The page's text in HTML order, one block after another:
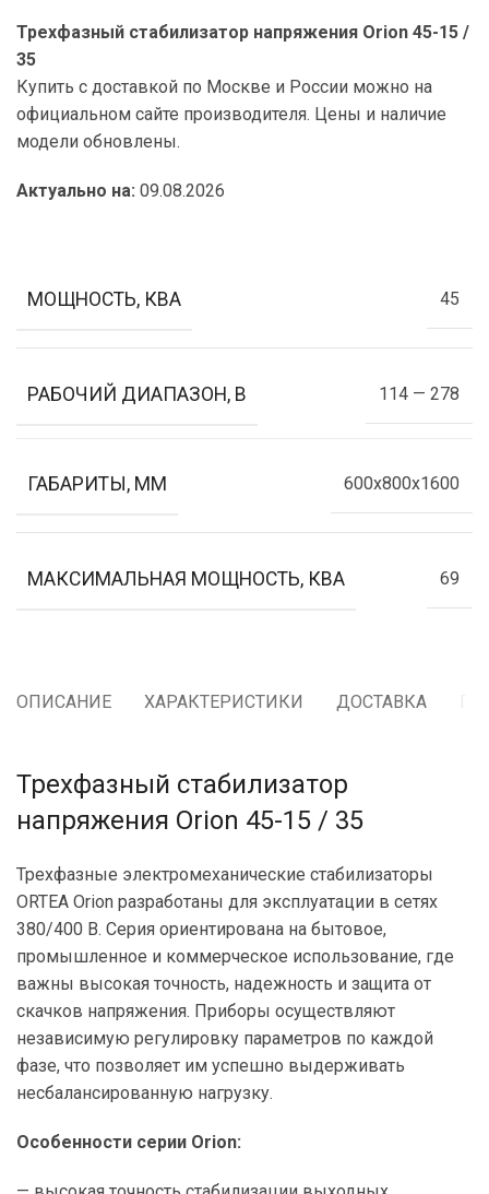
Трехфазный стабилизатор напряжения Orion 45-15 /
35
Купить с доставкой по Москве и России можно на
официальном сайте производителя. Цены и наличие
модели обновлены.
Актуально на: 09.08.2026
МОЩНОСТЬ, КВА 45
РАБОЧИЙ ДИАПАЗОН, В 114 — 278
ГАБАРИТЫ, ММ 600x800x1600
МАКСИМАЛЬНАЯ МОЩНОСТЬ, КВА 69
ОПИСАНИЕ ХАРАКТЕРИСТИКИ ДОСТАВКА
Трехфазный стабилизатор
напряжения Orion 45-15 / 35
Трехфазные электромеханические стабилизаторы
ORTEA Orion разработаны для эксплуатации в сетях
380/400 В. Серия ориентирована на бытовое,
промышленное и коммерческое использование, где
важны высокая точность, надежность и защита от
скачков напряжения. Приборы осуществляют
независимую регулировку параметров по каждой
фазе, что позволяет им успешно выдерживать
несбалансированную нагрузку.
Особенности серии Orion: